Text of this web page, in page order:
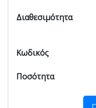
Διαθεσιμότητα
Κωδικός
Ποσότητα